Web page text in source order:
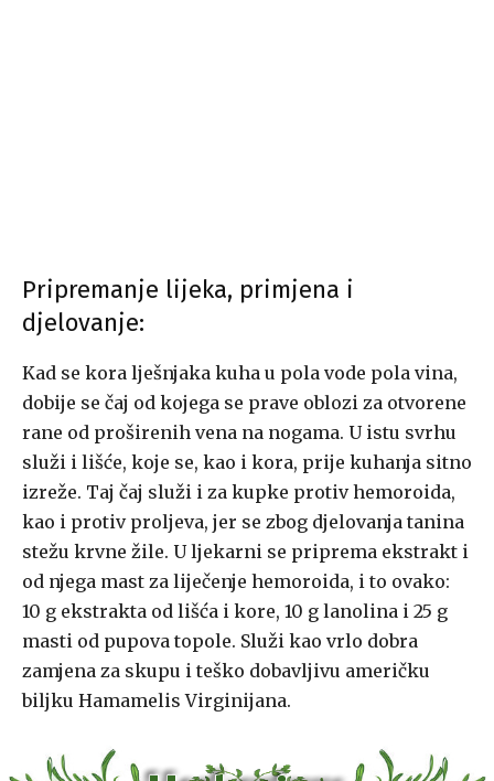
Pripremanje lijeka, primjena i
djelovanje:
Kad se kora lješnjaka kuha u pola vode pola vina,
dobije se čaj od kojega se prave oblozi za otvorene
rane od proširenih vena na nogama. U istu svrhu
služi i lišće, koje se, kao i kora, prije kuhanja sitno
izreže. Taj čaj služi i za kupke protiv hemoroida,
kao i protiv proljeva, jer se zbog djelovanja tanina
stežu krvne žile. U ljekarni se priprema ekstrakt i
od njega mast za liječenje hemoroida, i to ovako:
10 g ekstrakta od lišća i kore, 10 g lanolina i 25 g
masti od pupova topole. Služi kao vrlo dobra
zamjena za skupu i teško dobavljivu američku
biljku Hamamelis Virginijana.